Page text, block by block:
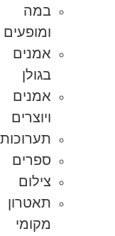
במה
ומופעים
אמנים
בגולן
אמנים
ויוצרים
תערוכות
ספרים
צילום
תאטרון
מקומי